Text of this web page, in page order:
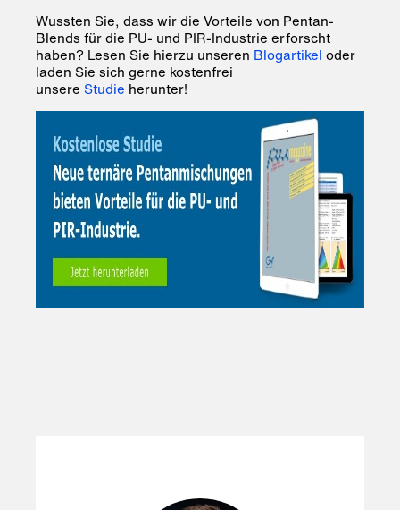
Wussten Sie, dass wir die Vorteile von Pentan-
Blends für die PU- und PIR-Industrie erforscht
haben? Lesen Sie hierzu unseren Blogartikel oder
laden Sie sich gerne kostenfrei
unsere Studie herunter!